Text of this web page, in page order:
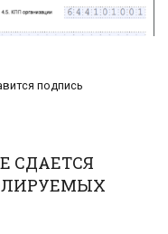
подпись
СДАЕТСЯ